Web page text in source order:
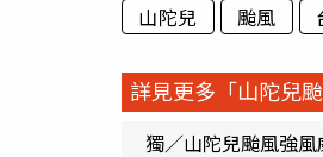
山陀兒 颱風
詳見更多「山陀兒
獨／山陀兒颱風強